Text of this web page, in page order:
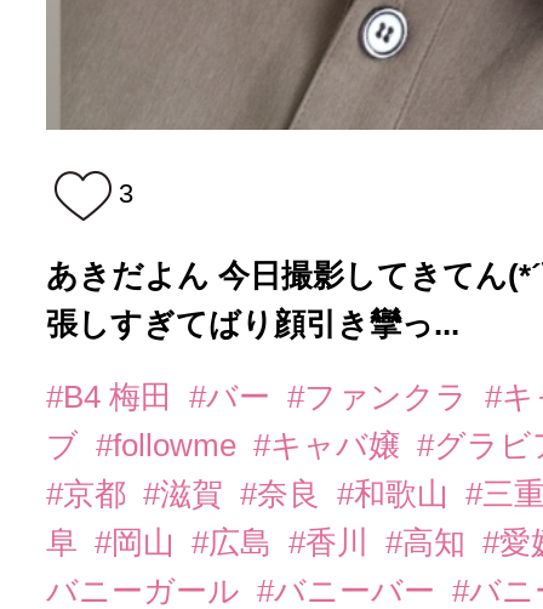
3
あきだよん 今日撮影してきてん
張しすぎてばり顔引き攣っ...
#B4 梅田 #バー #ファンクラ
#
ブ #followme #キャバ嬢 #グラ
#京都 #滋賀 #奈良 #和歌山
#三
阜 #岡山 #広島 #香川 #高知 #愛
バニーガール #バニーバー #バ